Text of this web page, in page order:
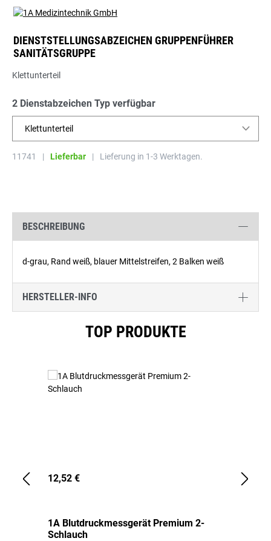
DIENSTSTELLUNGSABZEICHEN GRUPPENFÜHRER
SANITÄTSGRUPPE
Klettunterteil
2 Dienstabzeichen Typ verfügbar
Klettunterteil
11741 | Lieferbar | Lieferung in 1-3 Werktagen.
BESCHREIBUNG
d-grau, Rand weiß, blauer Mittelstreifen, 2 Balken weiß
HERSTELLER-INFO
TOP PRODUKTE
12,52 €
1A Blutdruckmessgerät Premium 2-
Schlauch